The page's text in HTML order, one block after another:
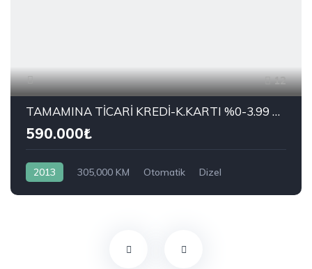
12
TAMAMINA TİCARİ KREDİ-K.KARTI %0-3.99 ÇEK-2.99 SENET-ÇKS SATIŞ
590.000₺
2013 305,000 KM Otomatik
Dizel